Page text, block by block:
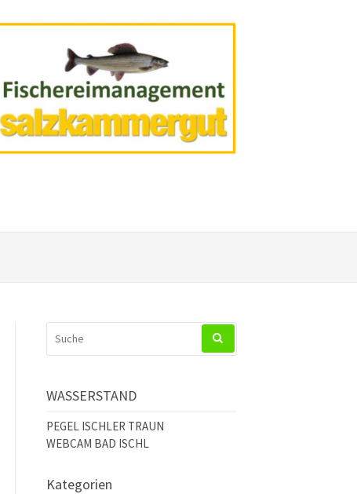
NACH:
WASSERSTAND
PEGEL ISCHLER TRAUN
WEBCAM BAD ISCHL
Kategorien